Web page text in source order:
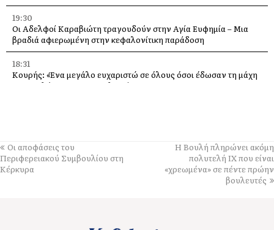
19:30
Οι Αδελφοί Καραβιώτη τραγουδούν στην Αγία Ευφημία – Μια
βραδιά αφιερωμένη στην κεφαλονίτικη παράδοση
18:31
Κουρής: «Ένα μεγάλο ευχαριστώ σε όλους όσοι έδωσαν τη μάχη
με τις φλόγες στην Κεφαλονιά»
18:00
Η Χορωδία και Μαντολινάτα Αργοστολίου τραγουδά στο
Καπανδρίτι
Οι αποφάσεις του
Περιφερειακού Συμβουλίου στη
Κέρκυρα
Η Βουλή πληρώνει ακόμη
πολυτελή ΙΧ που είναι
«χρεωμένα» σε πέντε πρώην
βουλευτές